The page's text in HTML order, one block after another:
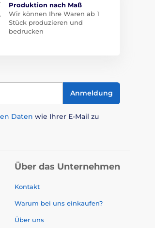
Produktion nach Maß
Wir können Ihre Waren ab 1
Stück produzieren und
bedrucken
Anmeldung
Daten wie Ihrer E-Mail zu
Über das Unternehmen
Kontakt
Warum bei uns einkaufen?
Über uns